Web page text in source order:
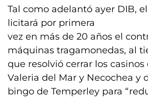
Tal como adelantó ayer DIB,
licitará por primera
vez en más de 20 años el
máquinas tragamonedas, al
que resolvió cerrar los casinos
Valeria del Mar y Necochea y
bingo de Temperley para